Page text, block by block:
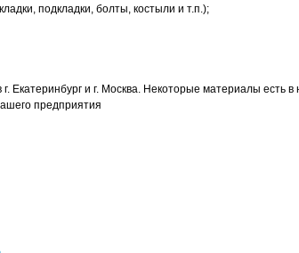
подкладки, болты, костыли и т.п.);
Екатеринбург и г. Москва. Некоторые материалы есть
предприятия